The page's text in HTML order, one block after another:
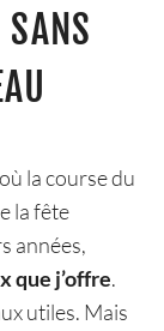
la course du
la fête
années,
que j’offre.
utiles. Mais